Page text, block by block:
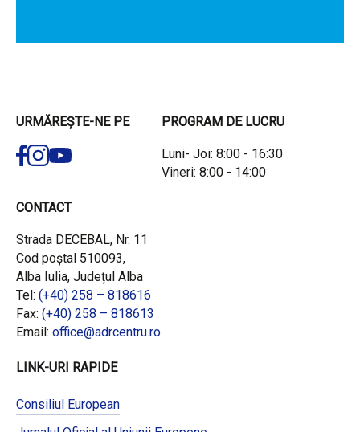
URMĂREȘTE-NE PE PROGRAM DE LUCRU
Luni- Joi: 8:00 - 16:30
Vineri: 8:00 - 14:00
CONTACT
Strada DECEBAL, Nr. 11
Cod poștal 510093,
Alba Iulia, Județul Alba
Tel: (+40) 258 – 818616
Fax: (+40) 258 – 818613
Email: office@adrcentru.ro
LINK-URI RAPIDE
Consiliul European